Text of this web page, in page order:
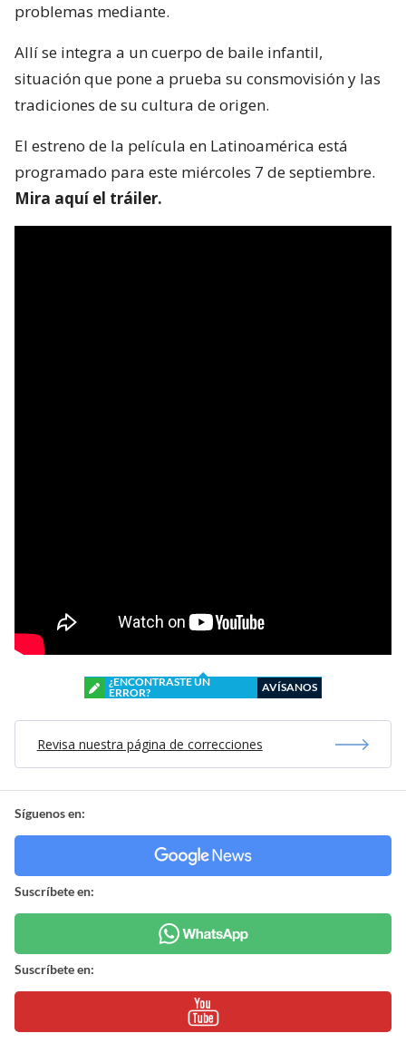
problemas mediante.
Allí se integra a un cuerpo de baile infantil,
situación que pone a prueba su consmovisión y las
tradiciones de su cultura de origen.
El estreno de la película en Latinoamérica está
programado para este miércoles 7 de septiembre.
Mira aquí el tráiler.
¿ENCONTRASTE UN
ERROR?
AVÍSANOS
Revisa nuestra página de correcciones
Síguenos en:
Suscríbete en:
Suscríbete en: